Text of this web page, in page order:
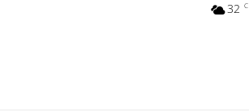
32 C